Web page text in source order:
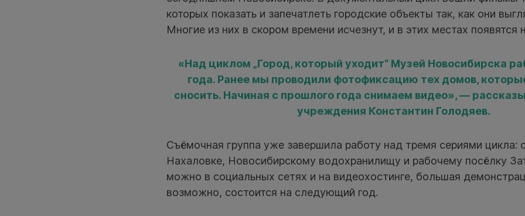
которых показать и запечатлеть городские объекты так, как они
Многие из них в скором времени исчезнут, и в этих местах появятся
«Над циклом „Город, который уходит“ Музей Новосибирска
года. Ранее мы проводили фотофиксацию тех домов,
сносить. Начиная с прошлого года снимаем видео», —
учреждения Константин Голодяев.
Съёмочная группа уже завершила работу над тремя сериями цикла:
Нахаловке, Новосибирскому водохранилищу и рабочему посёлку
можно в социальных сетях и на видеохостинге, большая
возможно, состоится на следующий год.